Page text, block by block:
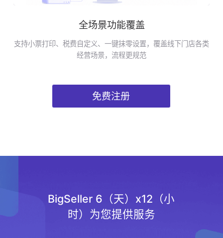
全场景功能覆盖
支持小票打印、税费自定义、一键抹零设置，覆盖线下门店各类
经营场景，流程更规范
免费注册
BigSeller 6（天）x12（小
时）为您提供服务